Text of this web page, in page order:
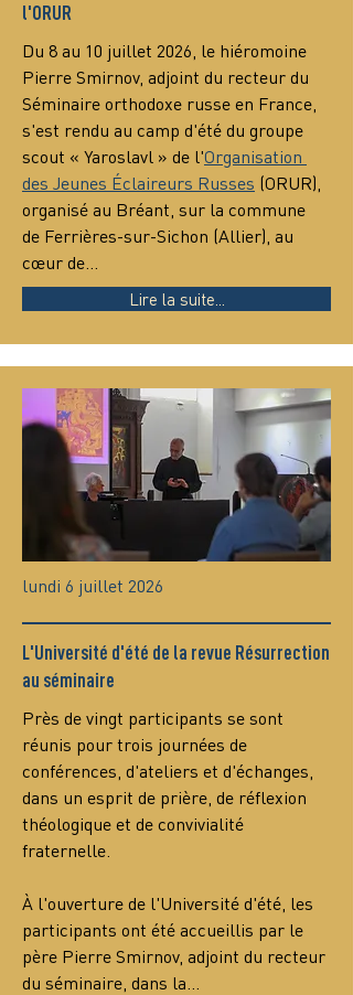
l'ORUR
Du 8 au 10 juillet 2026, le hiéromoine
Pierre Smirnov, adjoint du recteur du
Séminaire orthodoxe russe en France,
s'est rendu au camp d'été du groupe
scout « Yaroslavl » de l'Organisation
des Jeunes Éclaireurs Russes (ORUR),
organisé au Bréant, sur la commune
de Ferrières-sur-Sichon (Allier), au
cœur de…
Lire la suite...
lundi 6 juillet 2026
L'Université d'été de la revue Résurrection
au séminaire
Près de vingt participants se sont
réunis pour trois journées de
conférences, d'ateliers et d'échanges,
dans un esprit de prière, de réflexion
théologique et de convivialité
fraternelle.
À l'ouverture de l'Université d'été, les
participants ont été accueillis par le
père Pierre Smirnov, adjoint du recteur
du séminaire, dans la…